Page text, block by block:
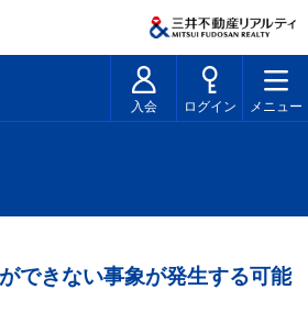
入会 ログイン メニュー
できない事象が発生する可能